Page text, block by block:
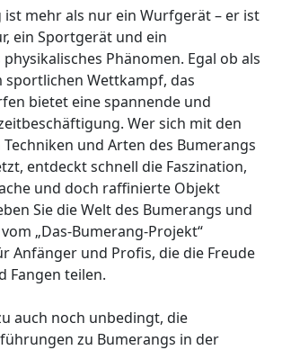
ist mehr als nur ein Wurfgerät – er ist
ein Sportgerät und ein
Phänomen. Egal ob als
sportlichen Wettkampf, das
bietet eine spannende und
Wer sich mit den
und Arten des Bumerangs
entdeckt schnell die Faszination,
und doch raffinierte Objekt
Sie die Welt des Bumerangs und
„Das-Bumerang-Projekt“
Anfänger und Profis, die die Freude
Fangen teilen.
auch noch unbedingt, die
zu Bumerangs in der